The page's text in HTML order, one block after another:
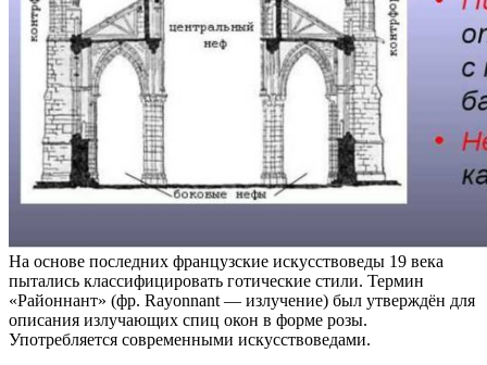
На основе последних французские искусствоведы 19 века
пытались классифицировать готические стили. Термин
«Районнант» (фр. Rayonnant — излучение) был утверждён для
описания излучающих спиц окон в форме розы.
Употребляется современными искусствоведами.